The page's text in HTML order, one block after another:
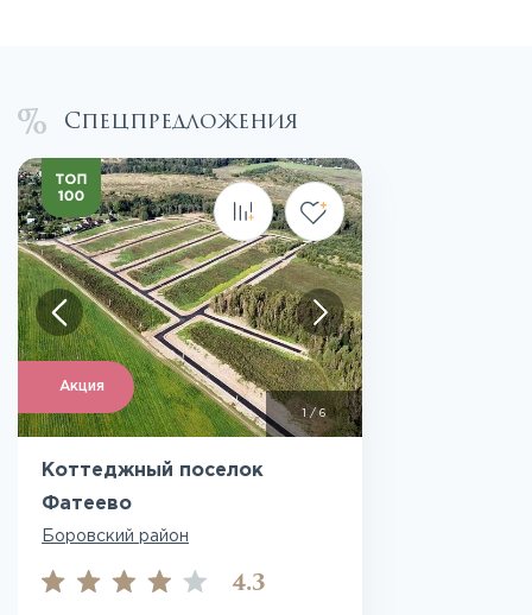
Спецпредложения
Акция
/6
Коттеджный поселок
Фатеево
Боровский район
4.3